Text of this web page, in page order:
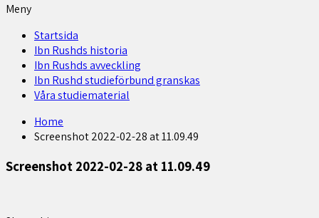
Meny
Startsida
Ibn Rushds historia
Ibn Rushds avveckling
Ibn Rushd studieförbund granskas​
Våra studiematerial
Home
Screenshot 2022-02-28 at 11.09.49
Screenshot 2022-02-28 at 11.09.49